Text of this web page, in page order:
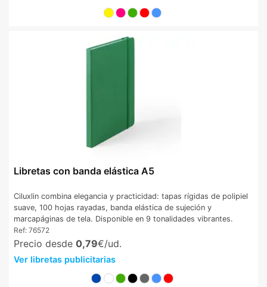
Libretas con banda elástica A5
Ciluxlin combina elegancia y practicidad: tapas rígidas de polipiel
suave, 100 hojas rayadas, banda elástica de sujeción y
marcapáginas de tela. Disponible en 9 tonalidades vibrantes.
Ref: 76572
Precio desde 0,79€/ud.
Ver libretas publicitarias